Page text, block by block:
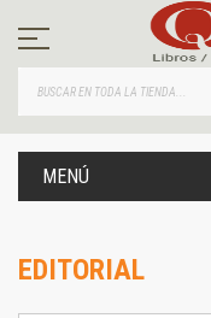
contenido
MENÚ
EDITORIAL